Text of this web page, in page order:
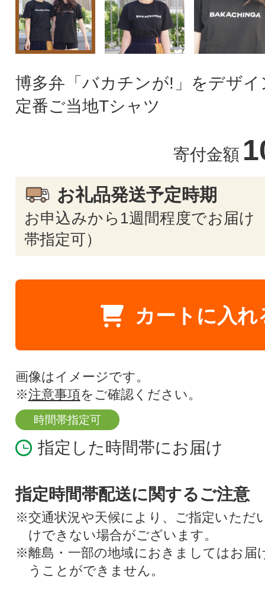
博多弁「バカチンが!」をデザ
定番ご当地Tシャツ
寄付金額
お礼品発送予定時期
お申込みから1週間程度でお届け
帯指定可）
カートに入れ
画像はイメージです。
※注意事項をご確認ください。
時間帯指定可
指定した時間帯にお届け
指定時間帯配送に関するご注意
※交通状況や天候により、ご指定いただ
けできない場合がございます。
※離島・一部の地域におきましてはお届
うことができません。